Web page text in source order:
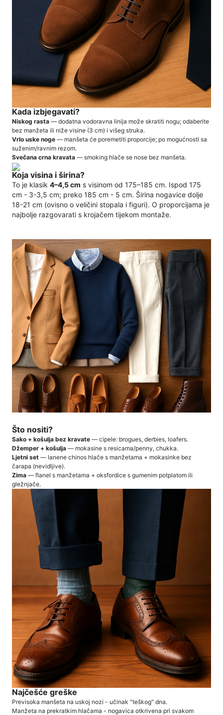
Kada izbjegavati?
Niskog rasta — dodatna vodoravna linija može skratiti nogu; odaberite
bez manžeta ili niže visine (3 cm) i višeg struka.
Vrlo uske noge — manšeta će poremetiti proporcije; po mogućnosti sa
suženim/ravnim rezom.
Svečana crna kravata — smoking hlače se nose bez manšeta.
Koja visina i širina?
To je klasik 4–4,5 cm s visinom od 175–185 cm. Ispod 175
cm - 3-3,5 cm; preko 185 cm - 5 cm. Širina nogavice dolje
18-21 cm (ovisno o veličini stopala i figuri). O proporcijama je
najbolje razgovarati s krojačem tijekom montaže.
Što nositi?
Sako + košulja bez kravate — cipele: brogues, derbies, loafers.
Džemper + košulja — mokasine s resicama/penny, chukka.
Ljetni set — lanene chinos hlače s manžetama + mokasinke bez
čarapa (nevidljive).
Zima — flanel s manžetama + oksfordice s gumenim potplatom ili
gležnjače.
Najčešće greške
Previsoka manšeta na uskoj nozi - učinak "teškog" dna.
Manžeta na prekratkim hlačama - nogavica otkrivena pri svakom